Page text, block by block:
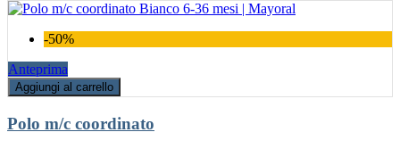
-50%
Anteprima
Aggiungi al carrello
Polo m/c coordinato